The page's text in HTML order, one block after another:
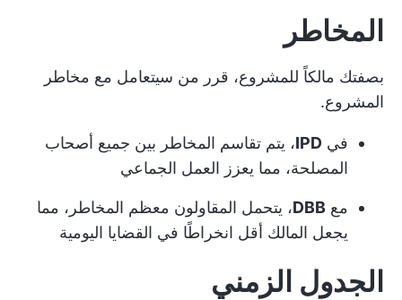
المخاطر
بصفتك مالكاً للمشروع، قرر من سيتعامل مع مخاطر
المشروع.
في IPD، يتم تقاسم المخاطر بين جميع أصحاب
المصلحة، مما يعزز العمل الجماعي
مع DBB، يتحمل المقاولون معظم المخاطر، مما
يجعل المالك أقل انخراطًا في القضايا اليومية
الجدول الزمني